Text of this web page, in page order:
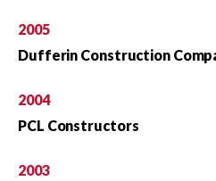
2005
Dufferin Construction
2004
PCL Constructors
2003